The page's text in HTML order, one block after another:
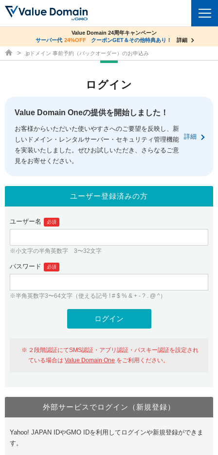
ドメイントップ
ドメイン移管
ドメイン価格一覧
ドメイン一括検索
.jpドメインオークション
gTLDオークション NEW!
.jpドメインバックオーダー
プレミアムドメイン
人気ドメインの種類
WHOIS検索
コアサーバー
バリューサーバー
XREA
セキュリティトップ
Value Domain ネットde診断
SSL証明書
サービストップ
お得意様割引
紹介制度
バリュードメインAPI
ドメイン・ホスティングOEM
facebook
ログイン
従来のバリュードメインをご利用希望の方
Value Domainにログイン
おすすめ One レンタルサーバーを含む最新の機能を使う方
Value Domain Oneにログイン
ユーザー登録
Value Domain Oneアカウント作成
co.jpドメイン✕コアサーバーV2ビジネス応援キャンペーン
サーバー料金1年間無料
詳細
Value Domain 24周年キャンペーン
サーバー代 24%OFF クーポンGET＆その他特典あり！ 詳細
ドメイン取得ならバリュードメイン
.jpドメイン 事前予約（バックオーダー）のお申込み
ログイン
Value Domain Oneの提供を開始しました！
お客様からいただいた使いやすさへのご要望を反映し、新
しいドメイン・レンタルサーバー・セキュリティ管理機能
を実装いたしました。ぜひお試しいただき、さらなるご意
見をお寄せください。
詳細
ユーザー登録済みの方
ユーザー名 必須
※小文字の半角英数字 3〜32文字
パスワード 必須
※半角英数字3〜64文字（使える記号 ! # $ % & + - ? . @ ^）
２段階認証にてSMS認証・アプリ認証・パスキー認証を設定され
ている場合はValue Domain One をご利用ください。
外部サービスでログイン（新規登録）
Yahoo! JAPAN IDやGMO IDを利用してログインや新規登録ができま
す。